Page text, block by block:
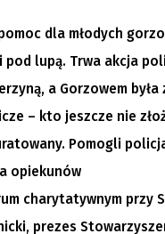
dla młodych
pod lupą. Trwa akcja
a Gorzowem
– kto jeszcze nie
Pomogli
opiekunów
charytatywnym przy
prezes